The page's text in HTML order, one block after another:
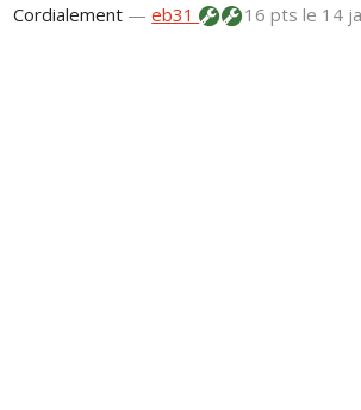
Cordialement —eb31 16 ptsle 14